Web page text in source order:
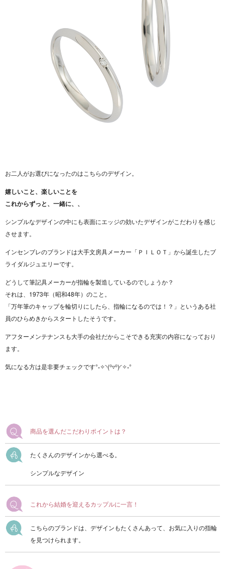
お二人がお選びになったのはこちらのデザイン。
嬉しいこと、楽しいことを
これからずっと、一緒に、、
シンプルなデザインの中にも表面にエッジの効いたデザインがこだわりを感じ
させます。
インセンブレのブランドは大手文房具メーカー「ＰＩＬＯＴ」から誕生したブ
ライダルジュエリーです。
どうして筆記具メーカーが指輪を製造しているのでしょうか？
それは、1973年（昭和48年）のこと。
「万年筆のキャップを輪切りにしたら、指輪になるのでは！？」というある社
員のひらめきからスタートしたそうです。
アフターメンテナンスも大手の会社だからこそできる充実の内容になっており
ます。
気になる方は是非要チェックです°˖✧◝(⁰▿⁰)◜✧˖°
商品を選んだこだわりポイントは？
たくさんのデザインから選べる。
シンプルなデザイン
これから結婚を迎えるカップルに一言！
こちらのブランドは、デザインもたくさんあって、お気に入りの指輪
を見つけられます。